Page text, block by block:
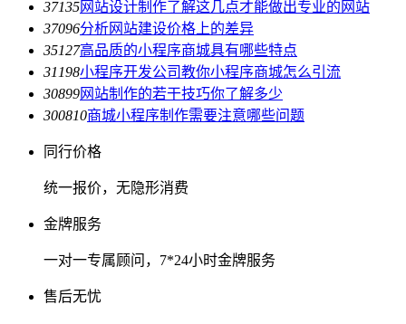
37135网站设计制作了解这几点才能做出专业的网站
37096分析网站建设价格上的差异
35127高品质的小程序商城具有哪些特点
31198小程序开发公司教你小程序商城怎么引流
30899网站制作的若干技巧你了解多少
300810商城小程序制作需要注意哪些问题
同行价格
统一报价，无隐形消费
金牌服务
一对一专属顾问，7*24小时金牌服务
售后无忧